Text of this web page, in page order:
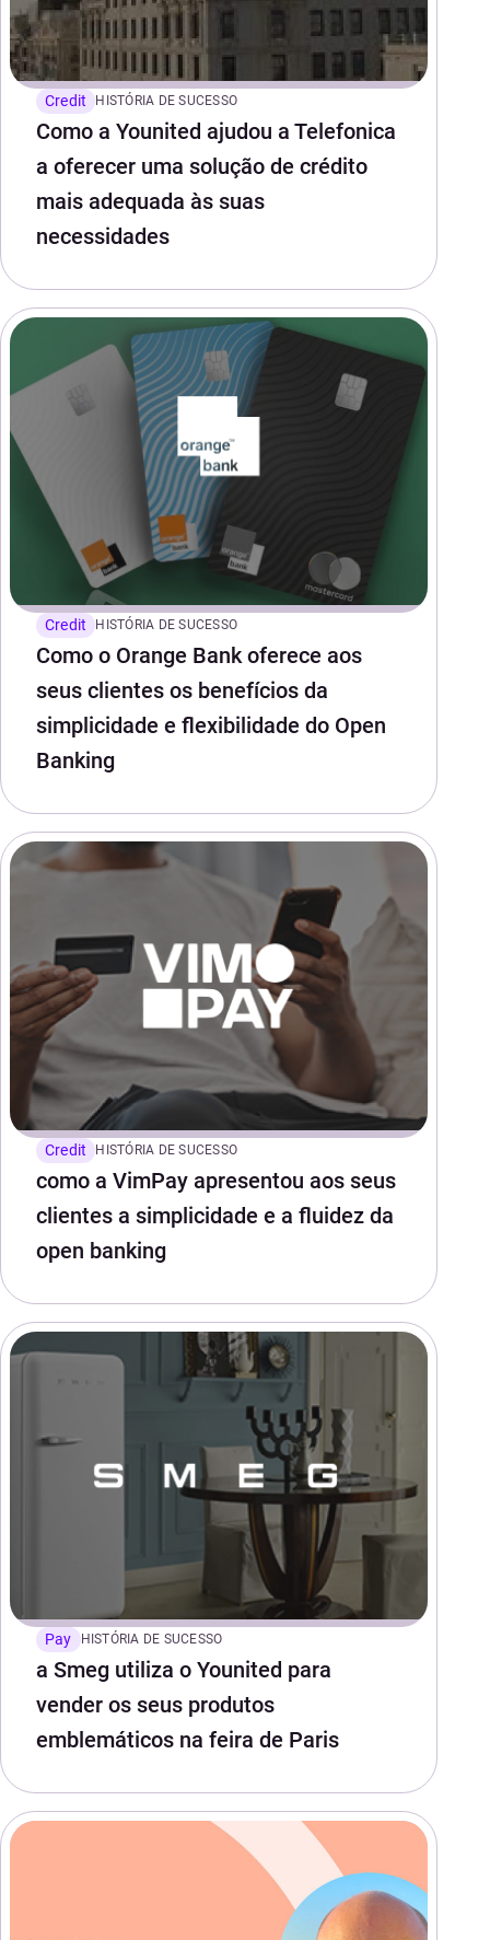
Credit HISTÓRIA DE SUCESSO
Como a Younited ajudou a Telefonica
a oferecer uma solução de crédito
mais adequada às suas
necessidades
Credit HISTÓRIA DE SUCESSO
Como o Orange Bank oferece aos
seus clientes os benefícios da
simplicidade e flexibilidade do Open
Banking
Credit HISTÓRIA DE SUCESSO
como a VimPay apresentou aos seus
clientes a simplicidade e a fluidez da
open banking
Pay HISTÓRIA DE SUCESSO
a Smeg utiliza o Younited para
vender os seus produtos
emblemáticos na feira de Paris